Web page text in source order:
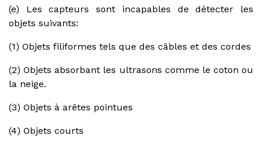
(e) Les capteurs sont incapables de détecter les
objets suivants:
(1) Objets filiformes tels que des câbles et des cordes
(2) Objets absorbant les ultrasons comme le coton ou
la neige.
(3) Objets à arêtes pointues
(4) Objets courts